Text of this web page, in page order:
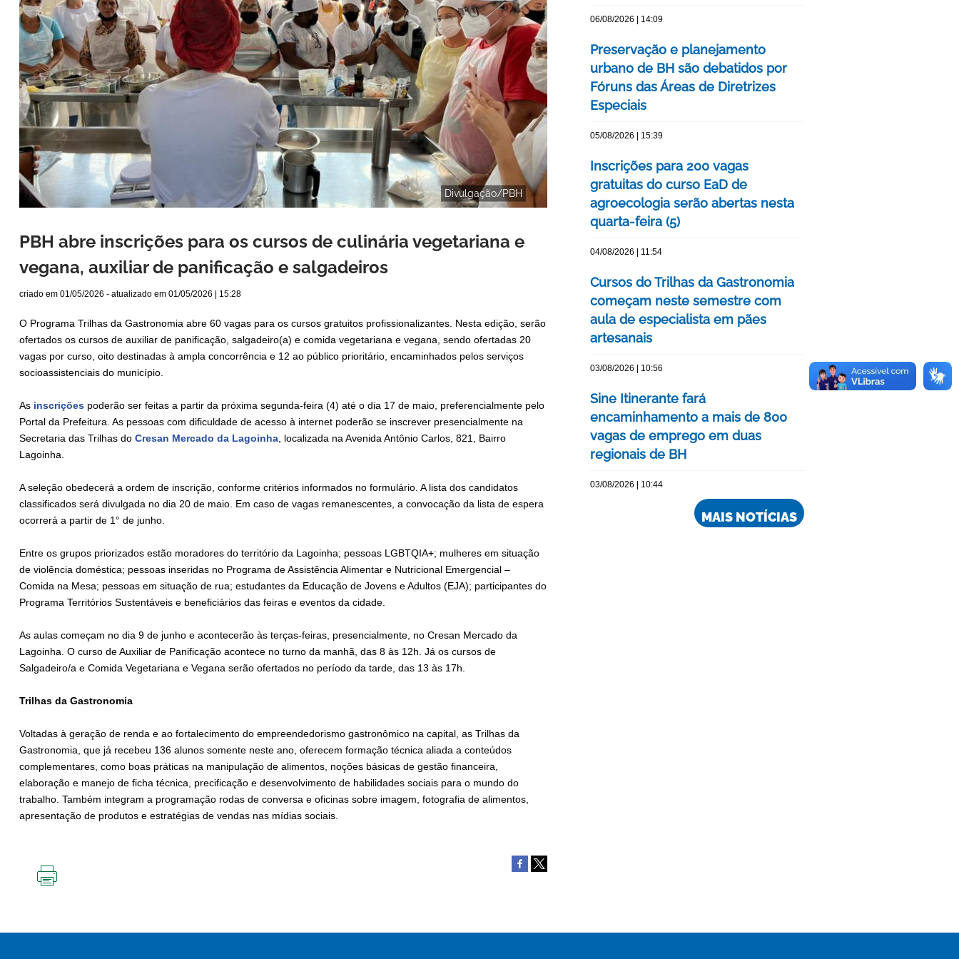
Divulgação/PBH
PBH abre inscrições para os cursos de culinária vegetariana e
vegana, auxiliar de panificação e salgadeiros
criado em 01/05/2026 - atualizado em 01/05/2026 | 15:28
O Programa Trilhas da Gastronomia abre 60 vagas para os cursos gratuitos profissionalizantes. Nesta edição, serão
ofertados os cursos de auxiliar de panificação, salgadeiro(a) e comida vegetariana e vegana, sendo ofertadas 20
vagas por curso, oito destinadas à ampla concorrência e 12 ao público prioritário, encaminhados pelos serviços
socioassistenciais do município.
As inscrições poderão ser feitas a partir da próxima segunda-feira (4) até o dia 17 de maio, preferencialmente pelo
Portal da Prefeitura. As pessoas com dificuldade de acesso à internet poderão se inscrever presencialmente na
Secretaria das Trilhas do Cresan Mercado da Lagoinha, localizada na Avenida Antônio Carlos, 821, Bairro
Lagoinha.
A seleção obedecerá a ordem de inscrição, conforme critérios informados no formulário. A lista dos candidatos
classificados será divulgada no dia 20 de maio. Em caso de vagas remanescentes, a convocação da lista de espera
ocorrerá a partir de 1° de junho.
Entre os grupos priorizados estão moradores do território da Lagoinha; pessoas LGBTQIA+; mulheres em situação
de violência doméstica; pessoas inseridas no Programa de Assistência Alimentar e Nutricional Emergencial –
Comida na Mesa; pessoas em situação de rua; estudantes da Educação de Jovens e Adultos (EJA); participantes do
Programa Territórios Sustentáveis e beneficiários das feiras e eventos da cidade.
As aulas começam no dia 9 de junho e acontecerão às terças-feiras, presencialmente, no Cresan Mercado da
Lagoinha. O curso de Auxiliar de Panificação acontece no turno da manhã, das 8 às 12h. Já os cursos de
Salgadeiro/a e Comida Vegetariana e Vegana serão ofertados no período da tarde, das 13 às 17h.
Trilhas da Gastronomia
Voltadas à geração de renda e ao fortalecimento do empreendedorismo gastronômico na capital, as Trilhas da
Gastronomia, que já recebeu 136 alunos somente neste ano, oferecem formação técnica aliada a conteúdos
complementares, como boas práticas na manipulação de alimentos, noções básicas de gestão financeira,
elaboração e manejo de ficha técnica, precificação e desenvolvimento de habilidades sociais para o mundo do
trabalho. Também integram a programação rodas de conversa e oficinas sobre imagem, fotografia de alimentos,
apresentação de produtos e estratégias de vendas nas mídias sociais.
06/08/2026 | 14:09
Preservação e planejamento
urbano de BH são debatidos por
Fóruns das Áreas de Diretrizes
Especiais
05/08/2026 | 15:39
Inscrições para 200 vagas
gratuitas do curso EaD de
agroecologia serão abertas nesta
quarta-feira (5)
04/08/2026 | 11:54
Cursos do Trilhas da Gastronomia
começam neste semestre com
aula de especialista em pães
artesanais
03/08/2026 | 10:56
Sine Itinerante fará
encaminhamento a mais de 800
vagas de emprego em duas
regionais de BH
03/08/2026 | 10:44
MAIS NOTÍCIAS